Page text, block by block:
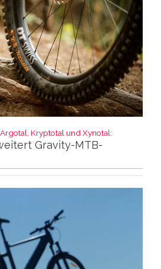
Kryptotal und Xynotal:
Gravity-MTB-